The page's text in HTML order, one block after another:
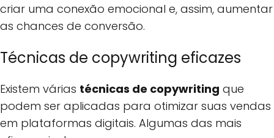
criar uma conexão emocional e, assim, aumentar
as chances de conversão.
Técnicas de copywriting eficazes
Existem várias técnicas de copywriting que
podem ser aplicadas para otimizar suas vendas
em plataformas digitais. Algumas das mais